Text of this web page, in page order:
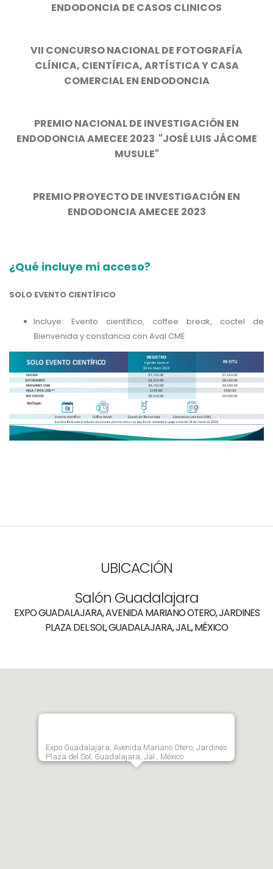
ENDODONCIA DE CASOS CLINICOS
VII CONCURSO NACIONAL DE FOTOGRAFÍA
CLÍNICA, CIENTÍFICA, ARTÍSTICA Y CASA
COMERCIAL EN ENDODONCIA
PREMIO NACIONAL DE INVESTIGACIÓN EN
ENDODONCIA AMECEE 2023 "JOSÉ LUIS JÁCOME
MUSULE"
PREMIO PROYECTO DE INVESTIGACIÓN EN
ENDODONCIA AMECEE 2023
¿Qué incluye mi acceso?
SOLO EVENTO CIENTÍFICO
Incluye: Evento científico, coffee break, coctel de
Bienvenida y constancia con Aval CME
UBICACIÓN
Salón Guadalajara
EXPO GUADALAJARA, AVENIDA MARIANO OTERO, JARDINES
PLAZA DEL SOL, GUADALAJARA, JAL., MÉXICO
Expo Guadalajara, Avenida Mariano Otero, Jardines
Plaza del Sol, Guadalajara, Jal., México